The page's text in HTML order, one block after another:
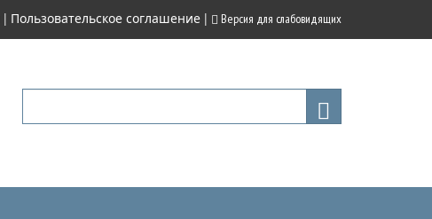
| Пользовательское соглашение | Версия для слабовидящих